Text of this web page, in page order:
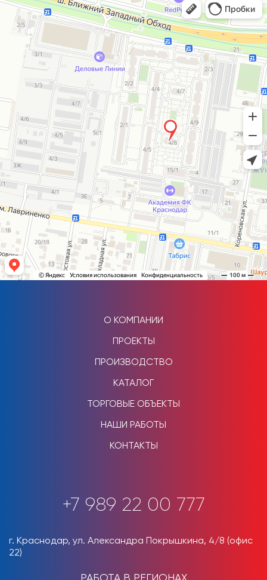
О КОМПАНИИ
ПРОЕКТЫ
ПРОИЗВОДСТВО
КАТАЛОГ
ТОРГОВЫЕ ОБЪЕКТЫ
НАШИ РАБОТЫ
КОНТАКТЫ
+7 989 22 00 777
г. Краснодар, ул. Александра Покрышкина, 4/8 (офис
22)
РАБОТА В РЕГИОНАХ